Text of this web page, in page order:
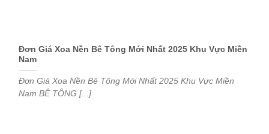
Đơn Giá Xoa Nền Bê Tông Mới Nhất 2025 Khu Vực Miền
Nam
Đơn Giá Xoa Nền Bê Tông Mới Nhất 2025 Khu Vực Miền
Nam BÊ TÔNG [...]